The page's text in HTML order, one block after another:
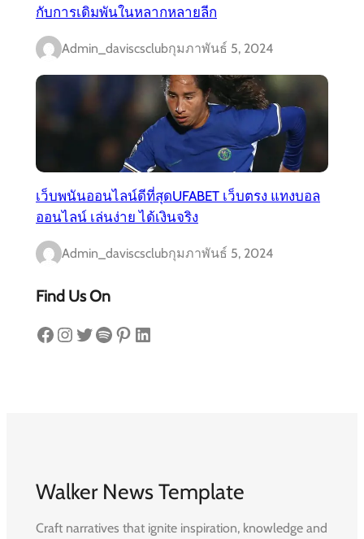
กับการเดิมพันในหลากหลายลีก
Admin_daviscsclubกุมภาพันธ์ 5, 2024
เว็บพนันออนไลน์ดีที่สุดUFABET เว็บตรง แทงบอล
ออนไลน์ เล่นง่าย ได้เงินจริง
Admin_daviscsclubกุมภาพันธ์ 5, 2024
Find Us On
Facebook Instagram Twitter Spotify Pinterest LinkedIn
Walker News Template
Craft narratives that ignite inspiration, knowledge and